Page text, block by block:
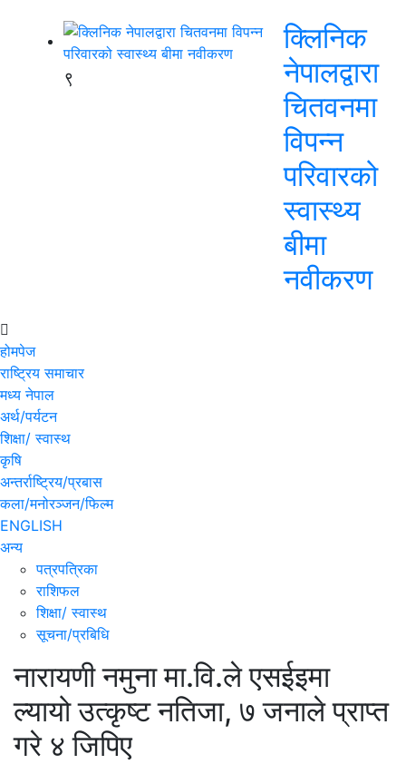
९
क्लिनिक
नेपालद्वारा
चितवनमा
विपन्न
परिवारको
स्वास्थ्य
बीमा
नवीकरण
होमपेज
राष्ट्रिय समाचार
मध्य नेपाल
अर्थ/पर्यटन
शिक्षा/ स्वास्थ
कृषि
अन्तर्राष्ट्रिय/प्रबास
कला/मनोरञ्जन/फिल्म
ENGLISH
अन्य
पत्रपत्रिका
राशिफल
शिक्षा/ स्वास्थ
सूचना/प्रबिधि
नारायणी नमुना मा.वि.ले एसईइमा
ल्यायो उत्कृष्ट नतिजा, ७ जनाले प्राप्त
गरे ४ जिपिए